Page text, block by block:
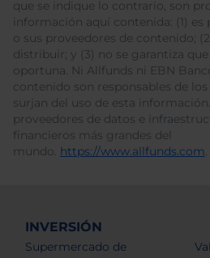
que se indique lo contrario, son
información aquí contenida: (1)
o sus proveedores de contenido;
distribuir; y (3) no se garantiza
oportuna. Ni Allfunds ni EBN
contenido son responsables de
surjan del uso de esta
proveedores de datos e
financieros más grandes del
mundo. https://www.allfunds.com.
INVERSIÓN
Supermercado de